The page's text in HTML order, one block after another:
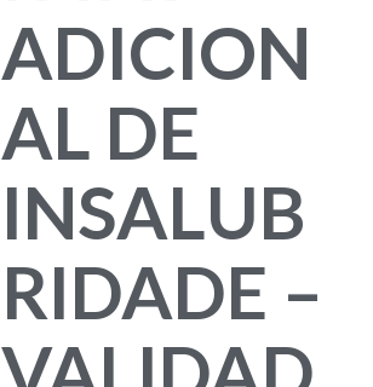
ADICION
AL DE
INSALUB
RIDADE –